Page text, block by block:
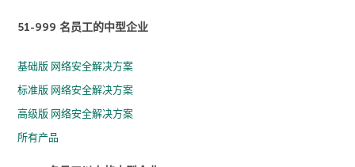
51-999 名员工的中型企业
基础版 网络安全解决方案
标准版 网络安全解决方案
高级版 网络安全解决方案
所有产品